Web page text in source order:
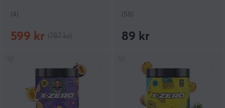
(4)
599 kr
(58)
89 kr